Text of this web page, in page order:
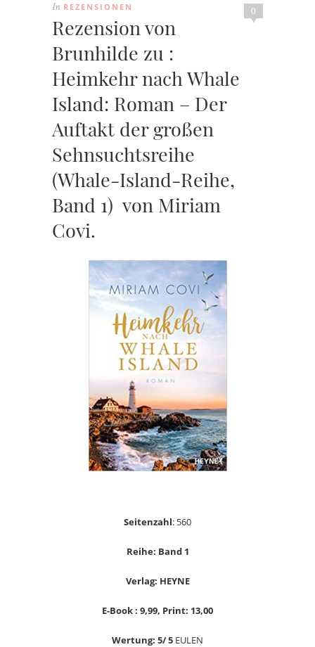
0
In REZENSIONEN
Rezension von
Brunhilde zu :
Heimkehr nach Whale
Island: Roman – Der
Auftakt der großen
Sehnsuchtsreihe
(Whale-Island-Reihe,
Band 1) von Miriam
Covi.
Seitenzahl: 560
Reihe: Band 1
Verlag: HEYNE
E-Book : 9,99, Print: 13,00
Wertung: 5/ 5 EULEN